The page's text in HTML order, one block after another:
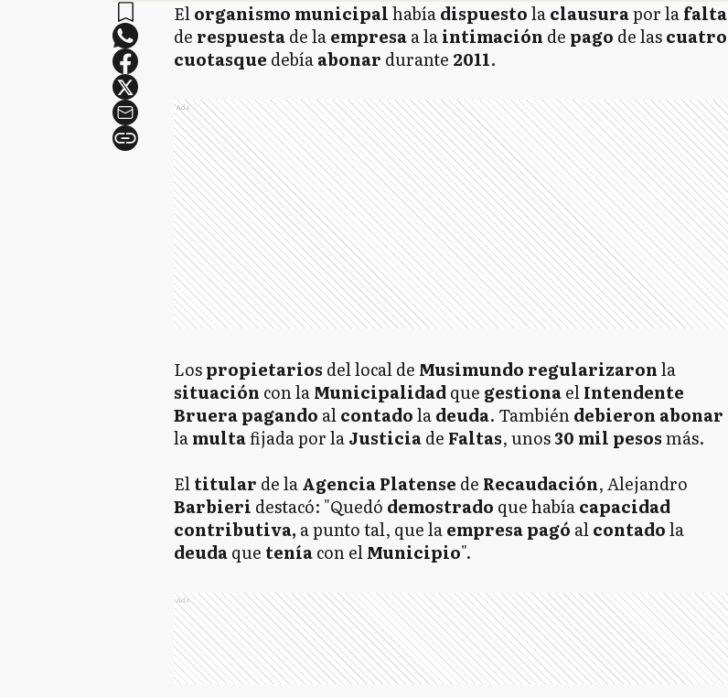
Elorganismo municipalhabíadispuestolaclausurapor lafalta
de respuestade laempresaa laintimación de pago de lascuatro
cuotasque debíaabonar durante 2011.
Ads
Lospropietarios del local de Musimundo regularizaronla
situación con laMunicipalidadque gestionaelIntendente
Bruera pagando alcontadoladeuda. Tambiéndebieron abonar
lamultafijada por laJusticiade Faltas, unos30 mil pesosmás.
Eltitular de laAgencia Platense de Recaudación, Alejandro
Barbieri destacó: "Quedó demostrado que habíacapacidad
contributiva, a punto tal, que laempresa pagó alcontadola
deudaque teníacon elMunicipio".
Ads